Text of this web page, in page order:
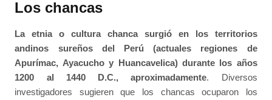
Los chancas
La etnia o cultura chanca surgió en los territorios
andinos sureños del Perú (actuales regiones de
Apurímac, Ayacucho y Huancavelica) durante los años
1200 al 1440 D.C., aproximadamente. Diversos
investigadores sugieren que los chancas ocuparon los